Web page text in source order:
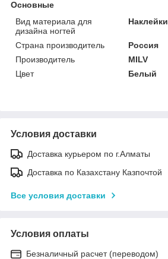
Основные
Вид материала для
дизайна ногтей
Наклейки
Страна производитель
Россия
Производитель
MILV
Цвет
Белый
Условия доставки
Доставка курьером по г.Алматы
Доставка по Казахстану Казпочтой
Все условия доставки
Условия оплаты
Безналичный расчет (переводом)